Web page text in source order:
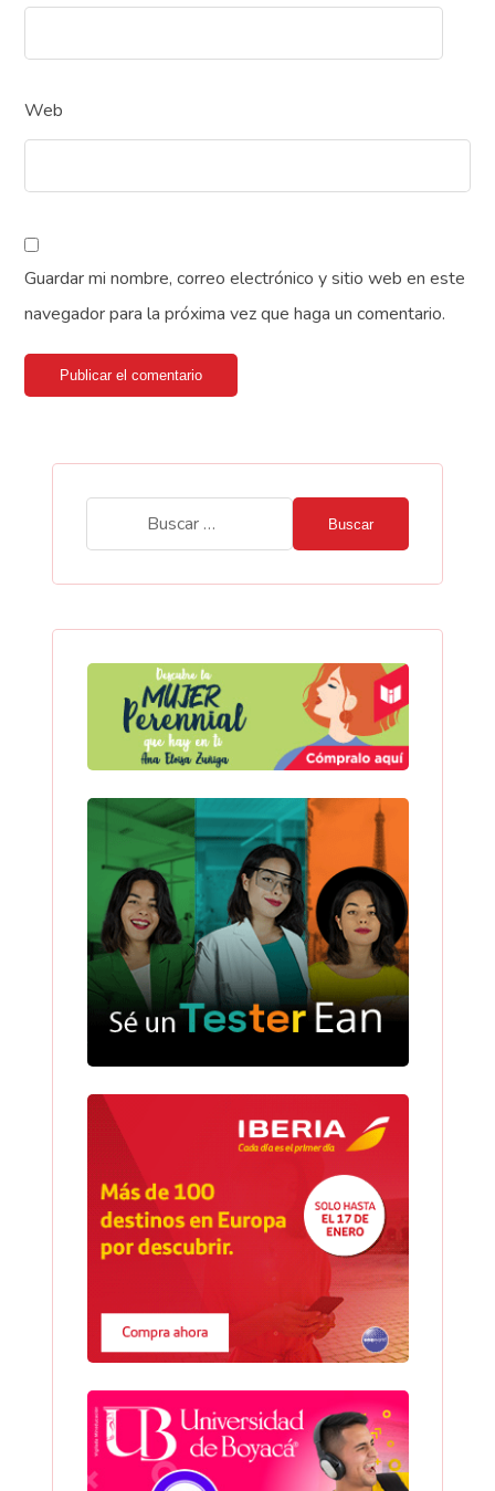
Web
Guardar mi nombre, correo electrónico y sitio web en este
navegador para la próxima vez que haga un comentario.
Publicar el comentario
Buscar